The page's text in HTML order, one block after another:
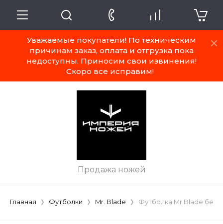
Уважаемые покупатели! По техническим
причинам заказ, оплата и отгрузка пока
недоступны. Приносим свои извинения!
Скоро все исправим!
Продажа ножей
Главная Футболки Mr. Blade Футболка Mr.Blade